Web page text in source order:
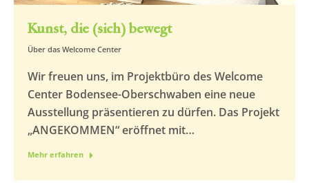
Kunst, die (sich) bewegt
Über das Welcome Center
Wir freuen uns, im Projektbüro des Welcome
Center Bodensee-Oberschwaben eine neue
Ausstellung präsentieren zu dürfen. Das Projekt
„ANGEKOMMEN“ eröffnet mit…
Mehr erfahren